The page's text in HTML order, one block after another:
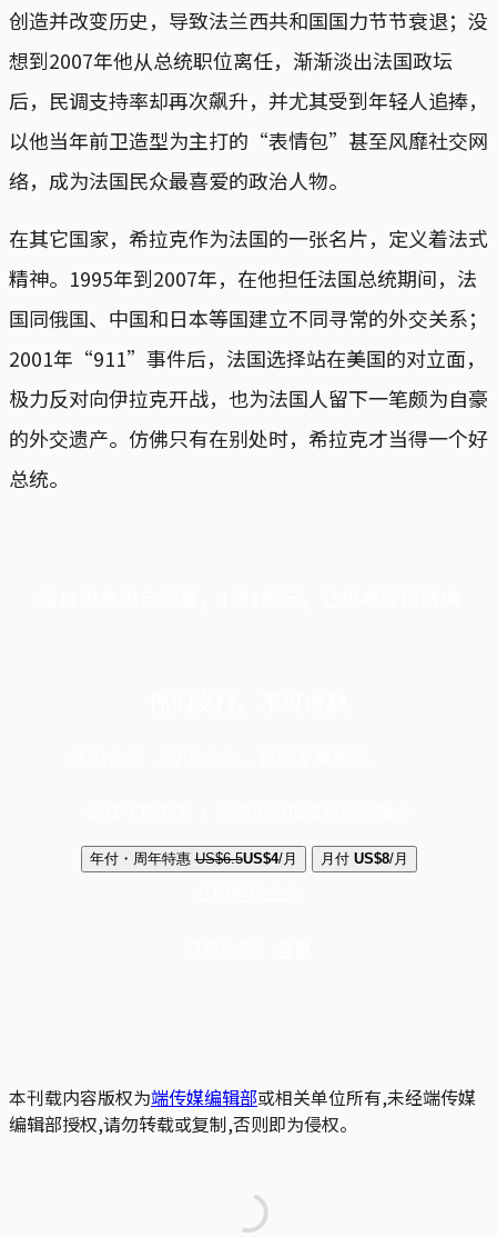
创造并改变历史，导致法兰西共和国国力节节衰退；没
想到2007年他从总统职位离任，渐渐淡出法国政坛
后，民调支持率却再次飙升，并尤其受到年轻人追捧，
以他当年前卫造型为主打的“表情包”甚至风靡社交网
络，成为法国民众最喜爱的政治人物。
在其它国家，希拉克作为法国的一张名片，定义着法式
精神。1995年到2007年，在他担任法国总统期间，法
国同俄国、中国和日本等国建立不同寻常的外交关系；
2001年“911”事件后，法国选择站在美国的对立面，
极力反对向伊拉克开战，也为法国人留下一笔颇为自豪
的外交遗产。仿佛只有在别处时，希拉克才当得一个好
总统。
年付・周年特惠 US$6.5US$4/月 月付 US$8/月
本刊载内容版权为端传媒编辑部或相关单位所有,未经端传媒
编辑部授权,请勿转载或复制,否则即为侵权。